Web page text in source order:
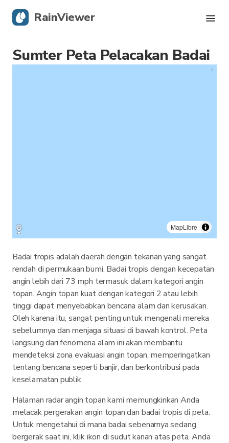
Sumter Peta Pelacakan Badai
MapLibre
Badai tropis adalah daerah dengan tekanan yang sangat
rendah di permukaan bumi. Badai tropis dengan kecepatan
angin lebih dari 73 mph termasuk dalam kategori angin
topan. Angin topan kuat dengan kategori 2 atau lebih
tinggi dapat menyebabkan bencana alam dan kerusakan.
Oleh karena itu, sangat penting untuk mengenali mereka
sebelumnya dan menjaga situasi di bawah kontrol. Peta
langsung dari fenomena alam ini akan membantu
mendeteksi zona evakuasi angin topan, memperingatkan
tentang bencana seperti banjir, dan berkontribusi pada
keselamatan publik.
Halaman radar angin topan kami memungkinkan Anda
melacak pergerakan angin topan dan badai tropis di peta.
Untuk mengetahui di mana badai sebenarnya sedang
bergerak saat ini, klik ikon di sudut kanan atas peta. Anda
RainViewer
Radar Langsung